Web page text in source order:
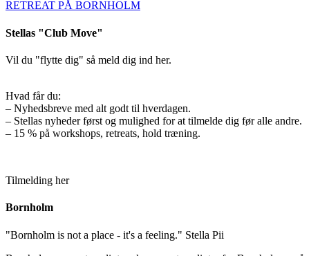
RETREAT PÅ BORNHOLM
Stellas "Club Move"
Vil du "flytte dig" så meld dig ind her.
Hvad får du:
– Nyhedsbreve med alt godt til hverdagen.
– Stellas nyheder først og mulighed for at tilmelde dig før alle andre.
– 15 % på workshops, retreats, hold træning.
Tilmelding her
Bornholm
"Bornholm is not a place - it's a feeling." Stella Pii